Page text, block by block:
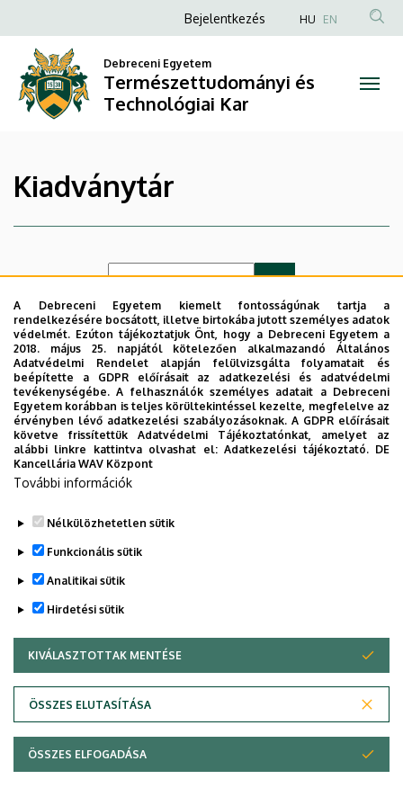
Természettudományi
és
Technológiai
a
tartalomra
Anonim
fiók
menüje
Bejelentkezés HU EN
Debreceni Egyetem
Természettudományi és
Technológiai Kar
Kiadványtár
Lista nézet Ikon nézet
Kari kiadványok
Szórólapok
Adatvédelem
Copyright © 2026 Unideb
A Debreceni Egyetem kiemelt fontosságúnak tartja a
rendelkezésére bocsátott, illetve birtokába jutott személyes adatok
védelmét. Ezúton tájékoztatjuk Önt, hogy a Debreceni Egyetem a
2018. május 25. napjától kötelezően alkalmazandó Általános
Adatvédelmi Rendelet alapján felülvizsgálta folyamatait és
beépítette a GDPR előírásait az adatkezelési és adatvédelmi
tevékenységébe. A felhasználók személyes adatait a Debreceni
Egyetem korábban is teljes körültekintéssel kezelte, megfelelve az
érvényben lévő adatkezelési szabályozásoknak. A GDPR előírásait
követve frissítettük Adatvédelmi Tájékoztatónkat, amelyet az
alábbi linkre kattintva olvashat el:Adatkezelési tájékoztató. DE
Kancellária WAV Központ
További információk
Nélkülözhetetlen sütik
Funkcionális sütik
Analitikai sütik
Hirdetési sütik
KIVÁLASZTOTTAK MENTÉSE
ÖSSZES ELUTASÍTÁSA
WITHDRAW CONSENT
ÖSSZES ELFOGADÁSA